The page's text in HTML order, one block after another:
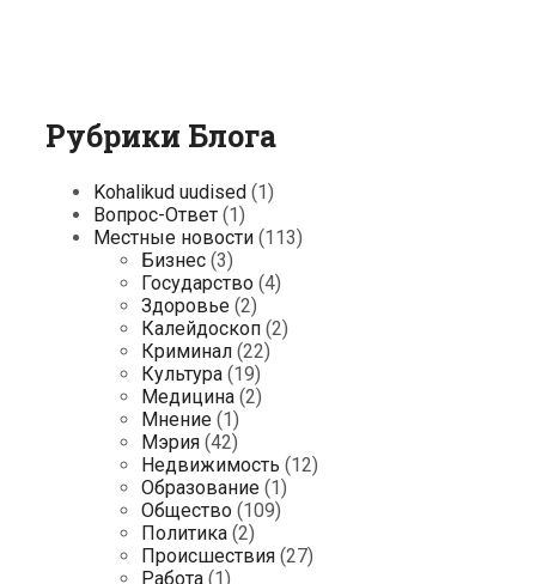
Рубрики Блога
Kohalikud uudised (1)
Вопрос-Ответ (1)
Местные новости (113)
Бизнес (3)
Государство (4)
Здоровье (2)
Калейдоскоп (2)
Криминал (22)
Культура (19)
Медицина (2)
Мнение (1)
Мэрия (42)
Недвижимость (12)
Образование (1)
Общество (109)
Политика (2)
Происшествия (27)
Работа (1)